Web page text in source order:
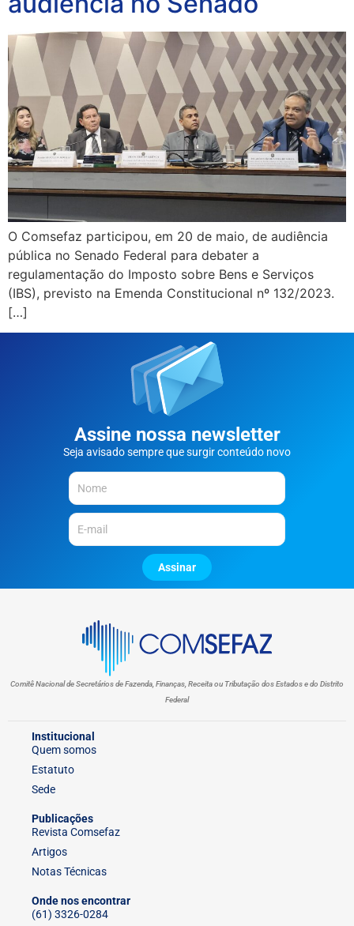
O Comsefaz participou, em 20 de maio, de audiência
pública no Senado Federal para debater a
regulamentação do Imposto sobre Bens e Serviços
(IBS), previsto na Emenda Constitucional nº 132/2023.
[…]
Assine nossa newsletter
Seja avisado sempre que surgir conteúdo novo
Assinar
Comitê Nacional de Secretários de Fazenda, Finanças, Receita ou Tributação dos Estados e do Distrito
Federal
Institucional
Quem somos
Estatuto
Sede
Publicações
Revista Comsefaz
Artigos
Notas Técnicas
Onde nos encontrar
(61) 3326-0284